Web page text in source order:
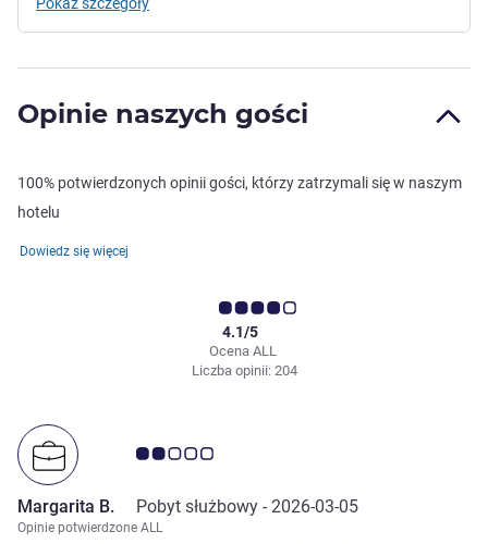
Opinie naszych gości
100% potwierdzonych opinii gości, którzy zatrzymali się w naszym
hotelu
Dowiedz się więcej
Ocena ALL
4.1/5
Liczba opinii: 204
Ocena klientów 2.0/5
Margarita B. Pobyt służbowy - 2026-03-05
Opinie potwierdzone ALL